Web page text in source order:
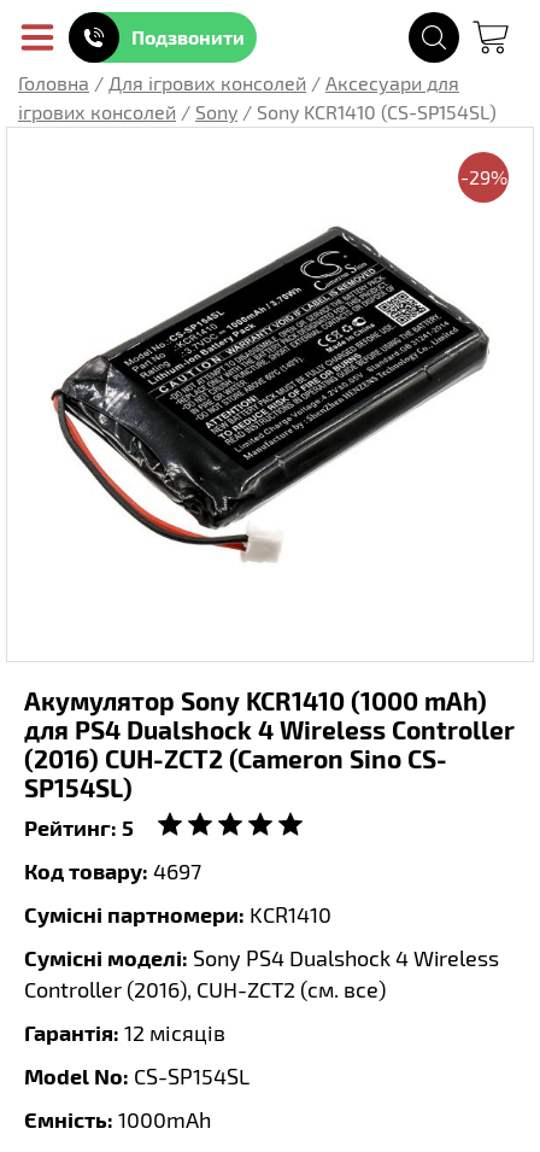
Подзвонити
Головна / Для ігрових консолей / Аксесуари для
ігрових консолей / Sony / Sony KCR1410 (CS-SP154SL)
-29%
Акумулятор Sony KCR1410 (1000 mAh)
для PS4 Dualshock 4 Wireless Controller
(2016) CUH-ZCT2 (Cameron Sino CS-
SP154SL)
Рейтинг: 5
Код товару: 4697
Сумісні партномери: KCR1410
Сумісні моделі: Sony PS4 Dualshock 4 Wireless
Controller (2016), CUH-ZCT2 (см. все)
Гарантія: 12 місяців
Model No: CS-SP154SL
Ємність: 1000mAh